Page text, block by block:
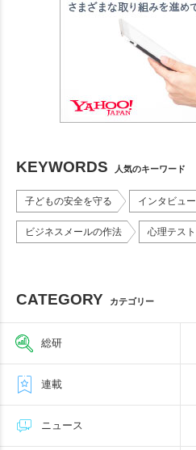
KEYWORDS 人気のキーワード
子どもの安全を守る インタビュー
ビジネスメールの作法 心理テスト
CATEGORY カテゴリー
総研
連載
ニュース